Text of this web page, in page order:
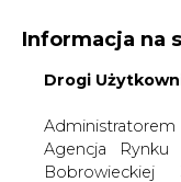
Informacja na
Drogi
Agencja